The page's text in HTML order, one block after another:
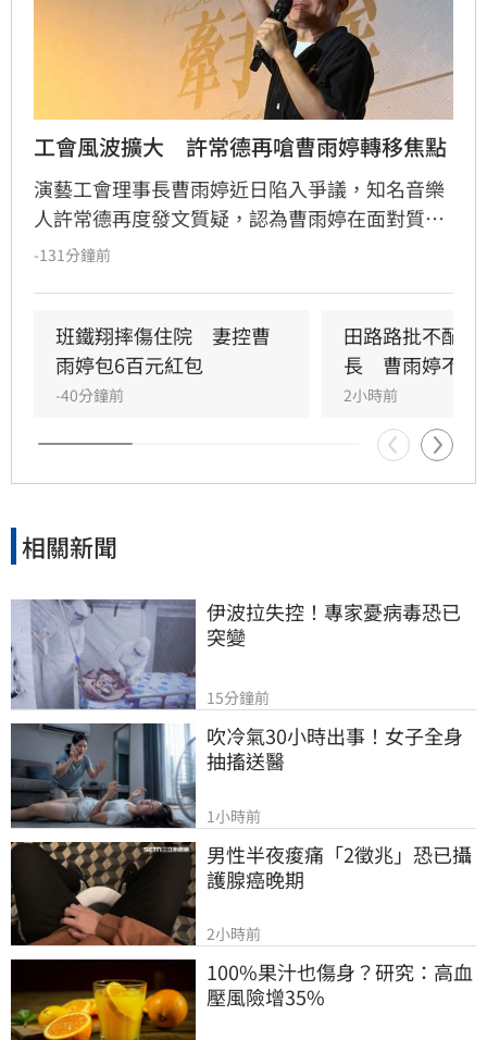
工會風波擴大　許常德再嗆曹雨婷轉移焦點
演藝工會理事長曹雨婷近日陷入爭議，知名音樂
人許常德再度發文質疑，認為曹雨婷在面對質疑
時，不應反問資深藝人池秋美關於田路路協助的
外界關注工會運作屬合理公共討論，核心在於工
會是否善盡職責，而非轉移焦點至個別藝人身
上。由於曹雨婷曾主動表示協助田路路，隨後引
發外界檢視工會作為，許常德呼籲曹雨婷應公開
說明近年會務內容，包括會費、企業贊助與政府
補助等經費運用情形，確保財務透明公開，才能
員權益獲得實質保障與完善照顧。
-131分鐘前
班鐵翔摔傷住院　妻控曹
雨婷包6百元紅包
-40分鐘前
田路路批不配
長　曹雨婷不忍
2小時前
相關新聞
伊波拉失控！專家憂病毒恐已
突變
15分鐘前
吹冷氣30小時出事！女子全身
抽搐送醫
1小時前
男性半夜痠痛「2徵兆」恐已攝
護腺癌晚期
2小時前
100%果汁也傷身？研究：高血
壓風險增35%